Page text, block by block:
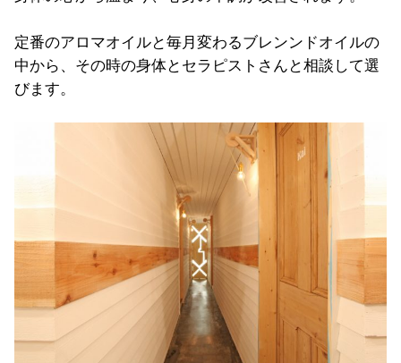
定番のアロマオイルと毎月変わるブレンンドオイルの
中から、その時の身体とセラピストさんと相談して選
びます。